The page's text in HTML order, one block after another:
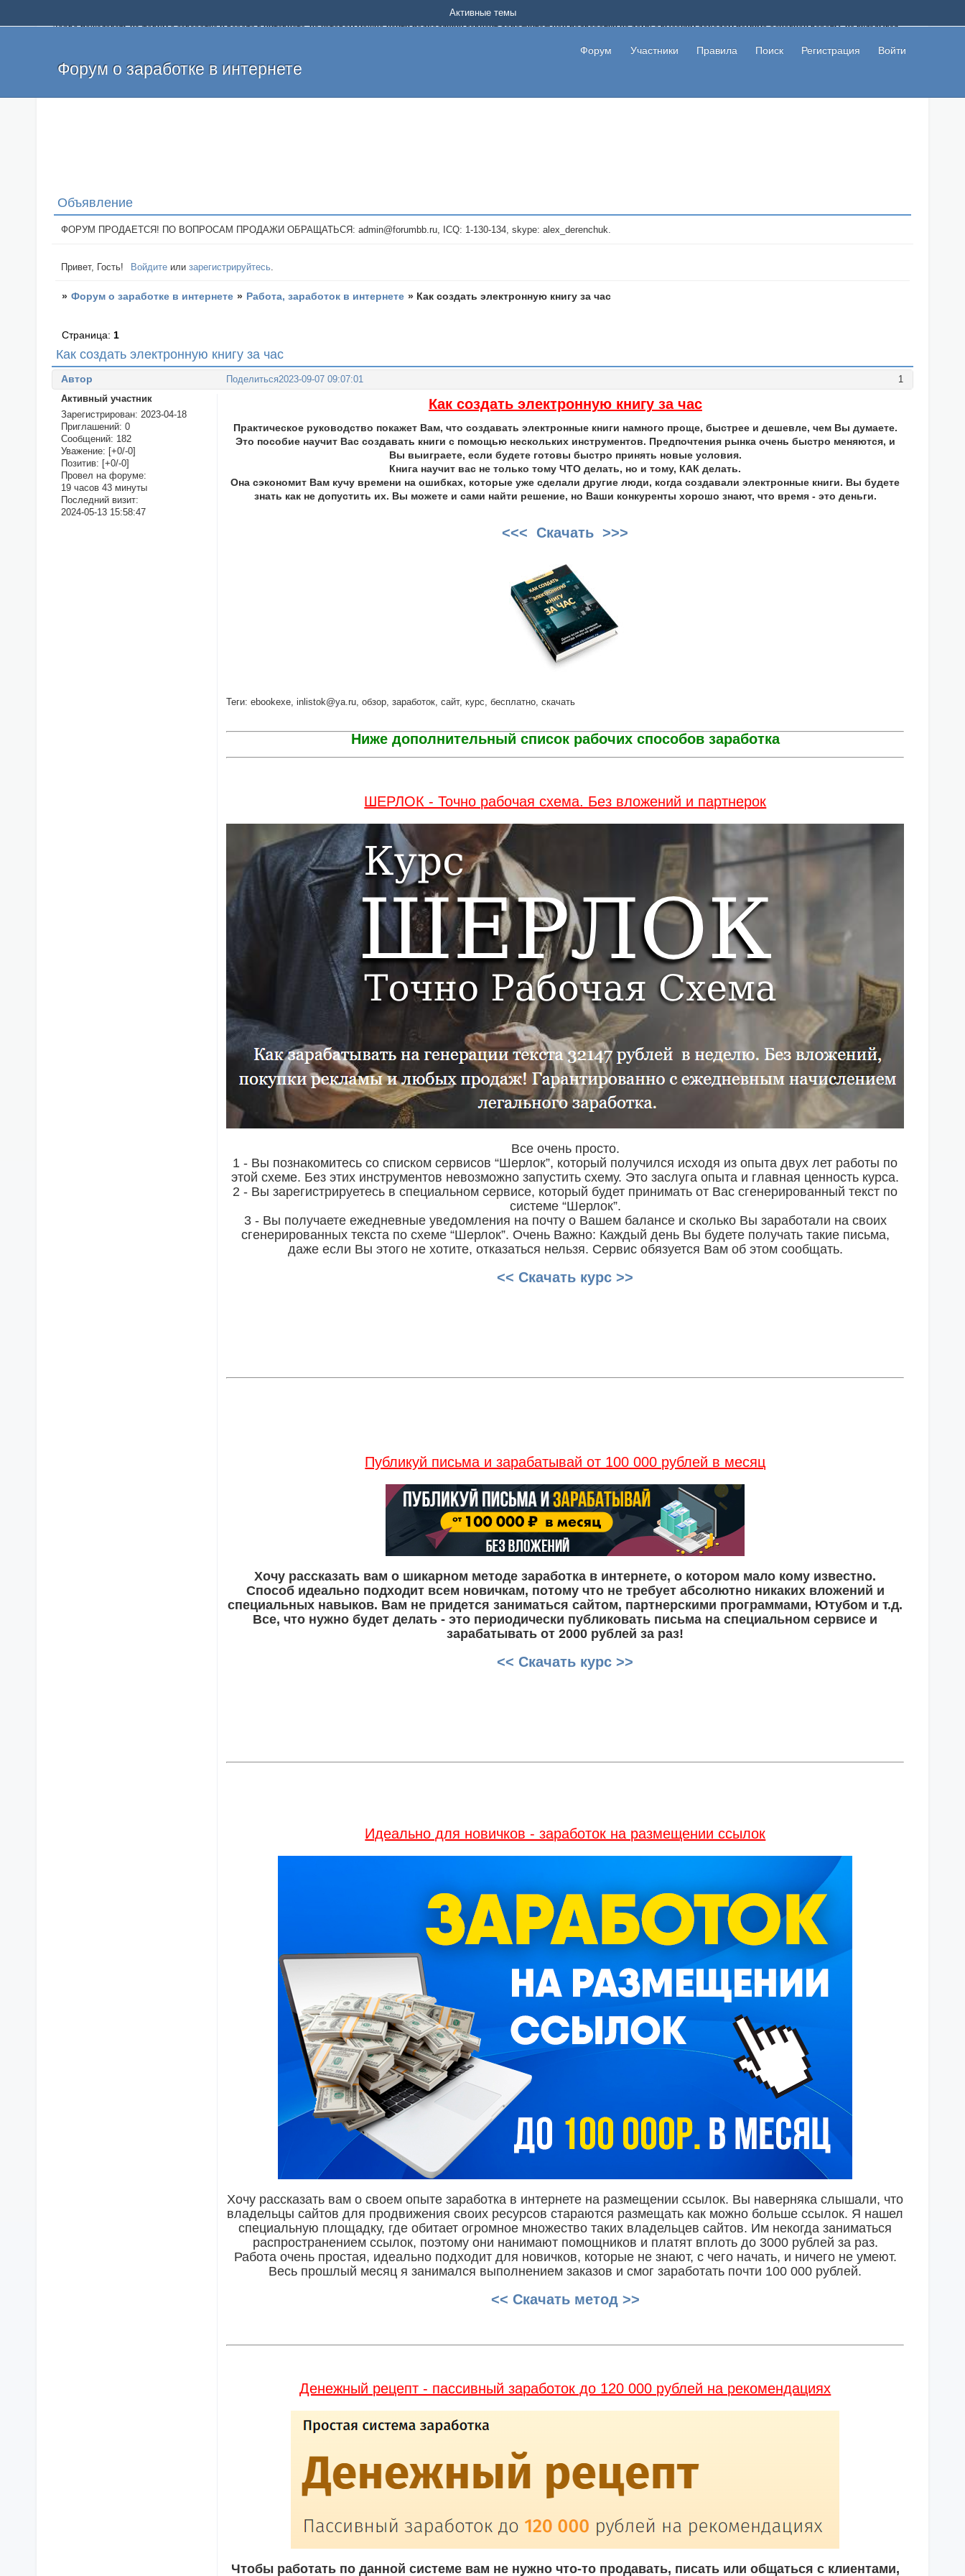
Добро пожаловать на форум о заработке и работе в интернете, на котором можно найти подходящий вариант дополнительной подработки на дому с высоким доходом помимо основной работы, не вкладывая
и оставлять свои отзывы. Если вы знаете, что определенный проект или сайт не платит, то указывайте в теме что это лохотрон, чтобы другие пользователи не попались на развод. Вы сможете начать зарабатывать
легкие деньги без вложений и регистрации уже сегодня. Создавайте новые темы, размещайте объявления со своими пригласительными ссылками и первая прибыль не заставит себя долго ждать.
Форум о заработке в интернете
Форум Участники Правила Поиск Регистрация Войти
Активные темы
Объявление
ФОРУМ ПРОДАЕТСЯ! ПО ВОПРОСАМ ПРОДАЖИ ОБРАЩАТЬСЯ: admin@forumbb.ru, ICQ: 1-130-134, skype: alex_derenchuk.
Привет, Гость! Войдите илизарегистрируйтесь.
» Форум о заработке в интернете » Работа, заработок в интернете » Как создать электронную книгу за час
Как создать электронную книгу за час
Страница: 1
Поделиться 1
2023-09-07 09:07:01
Автор
Активный участник
Зарегистрирован: 2023-04-18
Приглашений: 0
Сообщений: 182
Уважение: [+0/-0]
Позитив: [+0/-0]
Провел на форуме:
19 часов 43 минуты
Последний визит:
2024-05-13 15:58:47
Как создать электронную книгу за час
Практическое руководство покажет Вам, что создавать электронные книги намного проще, быстрее и дешевле, чем Вы думаете.
Это пособие научит Вас создавать книги с помощью нескольких инструментов. Предпочтения рынка очень быстро меняются, и
Вы выиграете, если будете готовы быстро принять новые условия.
Книга научит вас не только тому ЧТО делать, но и тому, КАК делать.
Она сэкономит Вам кучу времени на ошибках, которые уже сделали другие люди, когда создавали электронные книги. Вы будете
знать как не допустить их. Вы можете и сами найти решение, но Ваши конкуренты хорошо знают, что время - это деньги.
<<< Скачать >>>
Теги: ebookexe, inlistok@ya.ru, обзор, заработок, сайт, курс, бесплатно, скачать
Ниже дополнительный список рабочих способов заработка
ШЕРЛОК - Точно рабочая схема. Без вложений и партнерок
Все очень просто.
1 - Вы познакомитесь со списком сервисов “Шерлок”, который получился исходя из опыта двух лет работы по
этой схеме. Без этих инструментов невозможно запустить схему. Это заслуга опыта и главная ценность курса.
2 - Вы зарегистрируетесь в специальном сервисе, который будет принимать от Вас сгенерированный текст по
системе “Шерлок”.
3 - Вы получаете ежедневные уведомления на почту о Вашем балансе и сколько Вы заработали на своих
сгенерированных текста по схеме “Шерлок”. Очень Важно: Каждый день Вы будете получать такие письма,
даже если Вы этого не хотите, отказаться нельзя. Сервис обязуется Вам об этом сообщать.
<< Скачать курс >>
Публикуй письма и зарабатывай от 100 000 рублей в месяц
Хочу рассказать вам о шикарном методе заработка в интернете, о котором мало кому известно.
Способ идеально подходит всем новичкам, потому что не требует абсолютно никаких вложений и
специальных навыков. Вам не придется заниматься сайтом, партнерскими программами, Ютубом и т.д.
Все, что нужно будет делать - это периодически публиковать письма на специальном сервисе и
зарабатывать от 2000 рублей за раз!
<< Скачать курс >>
Идеально для новичков - заработок на размещении ссылок
Хочу рассказать вам о своем опыте заработка в интернете на размещении ссылок. Вы наверняка слышали, что
владельцы сайтов для продвижения своих ресурсов стараются размещать как можно больше ссылок. Я нашел
специальную площадку, где обитает огромное множество таких владельцев сайтов. Им некогда заниматься
распространением ссылок, поэтому они нанимают помощников и платят вплоть до 3000 рублей за раз.
Работа очень простая, идеально подходит для новичков, которые не знают, с чего начать, и ничего не умеют.
Весь прошлый месяц я занимался выполнением заказов и смог заработать почти 100 000 рублей.
<< Скачать метод >>
Денежный рецепт - пассивный заработок до 120 000 рублей на рекомендациях
Чтобы работать по данной системе вам не нужно что-то продавать, писать или общаться с клиентами,